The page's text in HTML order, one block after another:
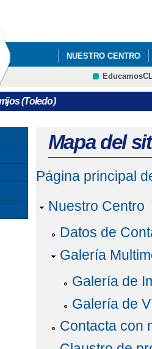
NUESTRO CENTRO
ERASMUS+
(Toledo)
aquí
Mapa del
Página principal
Nuestro Centro
Datos de
Galería
Galería de
Galería de
Contacta con